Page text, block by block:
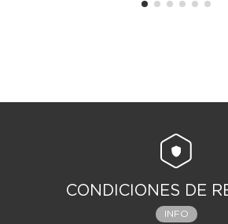
CONDICIONES DE
INFO